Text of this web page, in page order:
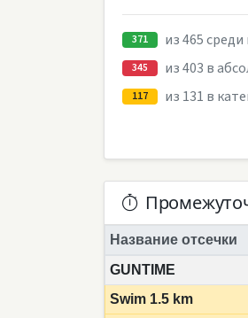
371 из 465
345 из 403 в
117 из 131 в
Название отсечки
GUNTIME
Swim 1.5 km